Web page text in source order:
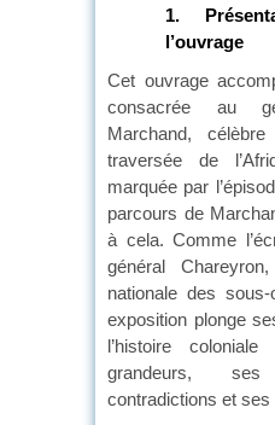
1.
l’ouvrage
Cet ouvrage
consacrée au
Marchand,
traversée de
marquée par
parcours de
à cela. Comme
général
nationale des sous-
exposition plonge
l’histoire
grandeurs,
contradictions et ses